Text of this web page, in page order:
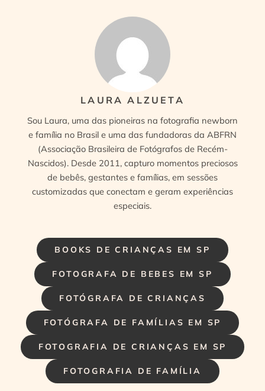
BOOKS DE CRIANÇAS EM SP
FOTOGRAFA DE BEBES EM SP
FOTÓGRAFA DE CRIANÇAS
FOTÓGRAFA DE FAMÍLIAS EM SP
FOTOGRAFIA DE CRIANÇAS EM SP
FOTOGRAFIA DE FAMÍLIA
LAURA ALZUETA
Sou Laura, uma das pioneiras na fotografia newborn
e família no Brasil e uma das fundadoras da ABFRN
(Associação Brasileira de Fotógrafos de Recém-
Nascidos). Desde 2011, capturo momentos preciosos
de bebês, gestantes e famílias, em sessões
customizadas que conectam e geram experiências
especiais.